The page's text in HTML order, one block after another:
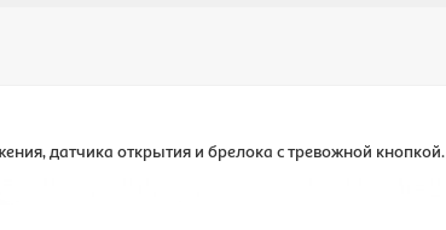
датчика открытия и брелока с тревожной кнопкой.